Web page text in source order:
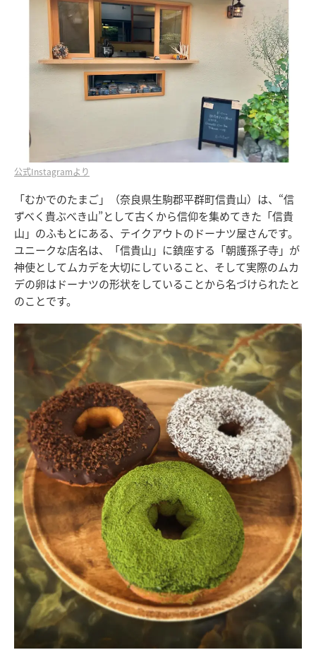
公式Instagramより
「むかでのたまご」（奈良県生駒郡平群町信貴山）は、“信
ずべく貴ぶべき山”として古くから信仰を集めてきた「信貴
山」のふもとにある、テイクアウトのドーナツ屋さんです。
ユニークな店名は、「信貴山」に鎮座する「朝護孫子寺」が
神使としてムカデを大切にしていること、そして実際のムカ
デの卵はドーナツの形状をしていることから名づけられたと
のことです。